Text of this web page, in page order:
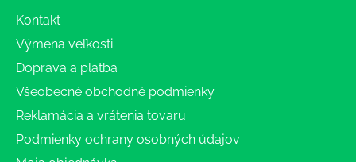
Kontakt
Výmena veľkosti
Doprava a platba
Všeobecné obchodné podmienky
Reklamácia a vrátenia tovaru
Podmienky ochrany osobných údajov